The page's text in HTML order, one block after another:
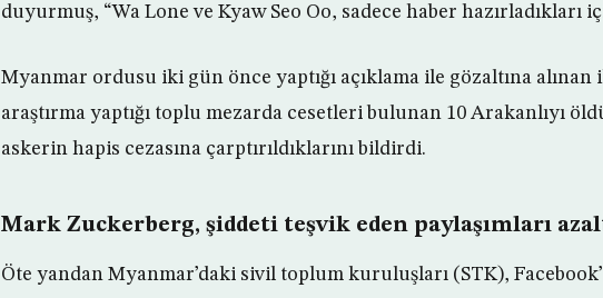
duyurmuş, “Wa Lone ve Kyaw Seo Oo, sadece haber hazırladıkları
Myanmar ordusu iki gün önce yaptığı açıklama ile gözaltına
araştırma yaptığı toplu mezarda cesetleri bulunan 10 Arakanlıyı
askerin hapis cezasına çarptırıldıklarını bildirdi.
Mark Zuckerberg, şiddeti teşvik eden paylaşımları
Öte yandan Myanmar’daki sivil toplum kuruluşları (STK),